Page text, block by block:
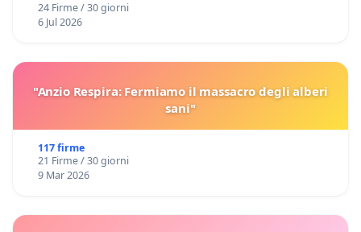
24 Firme / 30 giorni
6 Jul 2026
"Anzio Respira: Fermiamo il massacro degli alberi
sani"
117 firme
21 Firme / 30 giorni
9 Mar 2026